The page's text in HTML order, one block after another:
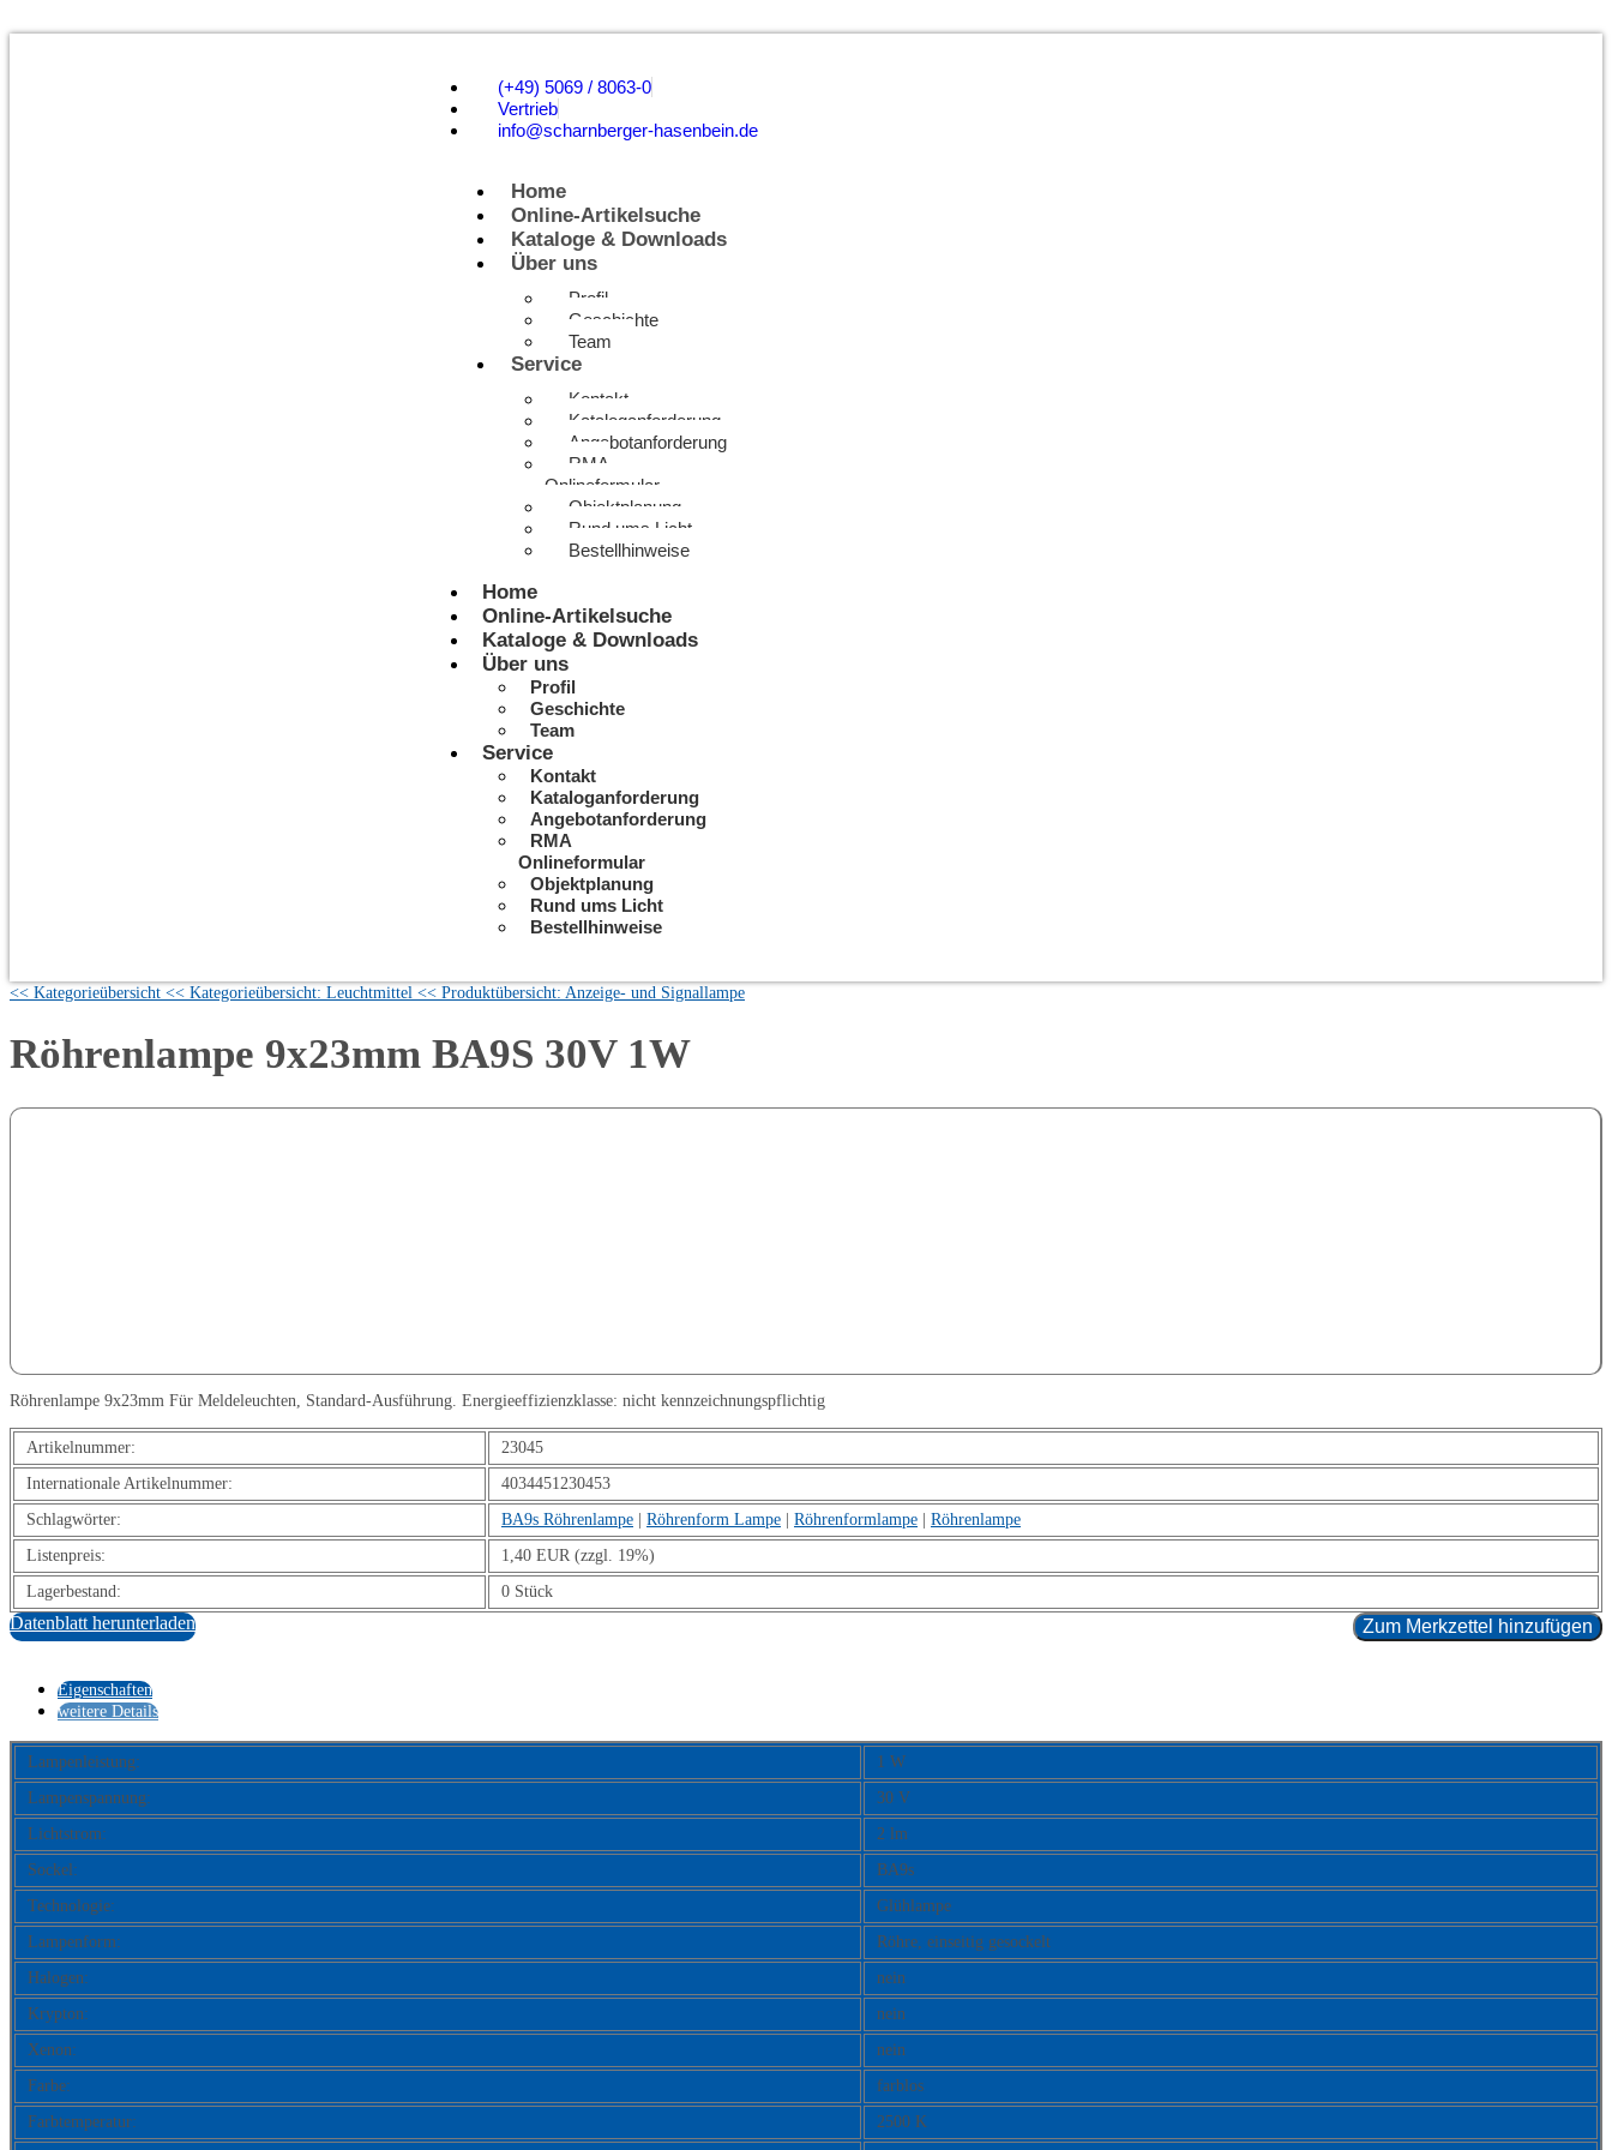
(+49) 5069 / 8063-0
Vertrieb
info@scharnberger-hasenbein.de
Home
Online-Artikelsuche
Kataloge & Downloads
Über uns
Profil
Geschichte
Team
Service
Kontakt
Kataloganforderung
Angebotanforderung
RMA
Onlineformular
Objektplanung
Rund ums Licht
Bestellhinweise
Home
Online-Artikelsuche
Kataloge & Downloads
Über uns
Profil
Geschichte
Team
Service
Kontakt
Kataloganforderung
Angebotanforderung
RMA
Onlineformular
Objektplanung
Rund ums Licht
Bestellhinweise
<< Kategorieübersicht << Kategorieübersicht: Leuchtmittel << Produktübersicht: Anzeige- und Signallampe
Röhrenlampe 9x23mm BA9S 30V 1W
Röhrenlampe 9x23mm Für Meldeleuchten, Standard-Ausführung. Energieeffizienzklasse: nicht kennzeichnungspflichtig
Artikelnummer:
23045
Internationale Artikelnummer:
4034451230453
Schlagwörter:
BA9s Röhrenlampe Röhrenform Lampe Röhrenformlampe
Röhrenlampe
Listenpreis:
1,40 EUR (zzgl. 19%)
Lagerbestand:
0 Stück
Datenblatt herunterladen Zum Merkzettel hinzufügen
Eigenschaften
weitere Details
Lampenleistung:
1 W
Lampenspannung:
30 V
Lichtstrom:
2 lm
Sockel:
BA9s
Technologie:
Glühlampe
Lampenform:
Röhre, einseitig gesockelt
Halogen:
nein
Krypton:
nein
Xenon:
nein
Farbe:
farblos
Farbtemperatur:
2500 K